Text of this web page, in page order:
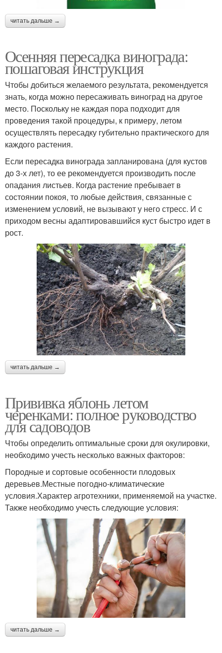
читать дальше →
Осенняя пересадка винограда:
пошаговая инструкция
Чтобы добиться желаемого результата, рекомендуется
знать, когда можно пересаживать виноград на другое
место. Поскольку не каждая пора подходит для
проведения такой процедуры, к примеру, летом
осуществлять пересадку губительно практического для
каждого растения.
Если пересадка винограда запланирована (для кустов
до 3-х лет), то ее рекомендуется производить после
опадания листьев. Когда растение пребывает в
состоянии покоя, то любые действия, связанные с
изменением условий, не вызывают у него стресс. И с
приходом весны адаптировавшийся куст быстро идет в
рост.
читать дальше →
Прививка яблонь летом
черенками: полное руководство
для садоводов
Чтобы определить оптимальные сроки для окулировки,
необходимо учесть несколько важных факторов:
Породные и сортовые особенности плодовых
деревьев.Местные погодно-климатические
условия.Характер агротехники, применяемой на участке.
Также необходимо учесть следующие условия:
читать дальше →